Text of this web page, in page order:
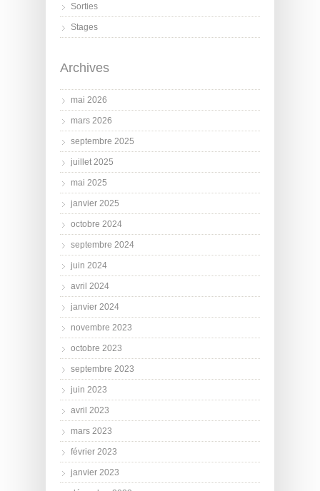
Sorties
Stages
Archives
mai 2026
mars 2026
septembre 2025
juillet 2025
mai 2025
janvier 2025
octobre 2024
septembre 2024
juin 2024
avril 2024
janvier 2024
novembre 2023
octobre 2023
septembre 2023
juin 2023
avril 2023
mars 2023
février 2023
janvier 2023